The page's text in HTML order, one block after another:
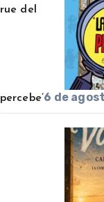
rue del
percebe’6 de